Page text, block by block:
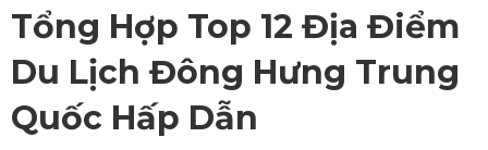
Tổng Hợp Top 12 Địa Điểm
Du Lịch Đông Hưng Trung
Quốc Hấp Dẫn